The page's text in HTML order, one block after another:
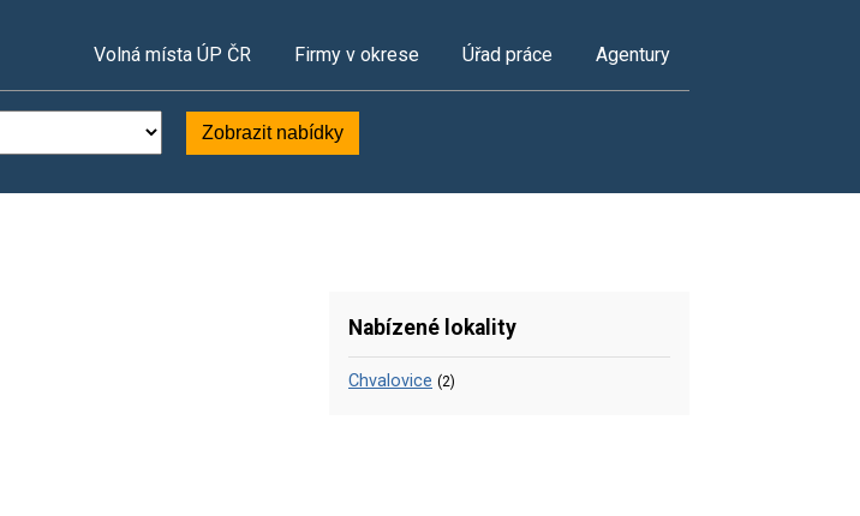
Volná místa ÚP ČR Firmy v okrese Úřad práce Agentury
Zobrazit nabídky
Nabízené lokality
Chvalovice (2)